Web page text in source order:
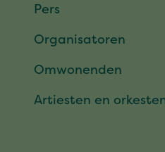
Pers
Organisatoren
Omwonenden
Artiesten en